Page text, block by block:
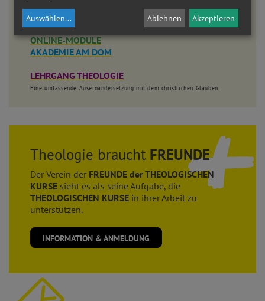
WISSEN KOMPAKT
ONLINE-MODULE
AKADEMIE AM DOM
LEHRGANG THEOLOGIE
Eine umfassende Auseinandersetzung mit dem christlichen Glauben.
Theologie braucht FREUNDE
Der Verein der FREUNDE der THEOLOGISCHEN
KURSE sieht es als seine Aufgabe, die
THEOLOGISCHEN KURSE in ihrer Arbeit zu
unterstützen.
INFORMATION & ANMELDUNG
Auswählen... Ablehnen Akzeptieren